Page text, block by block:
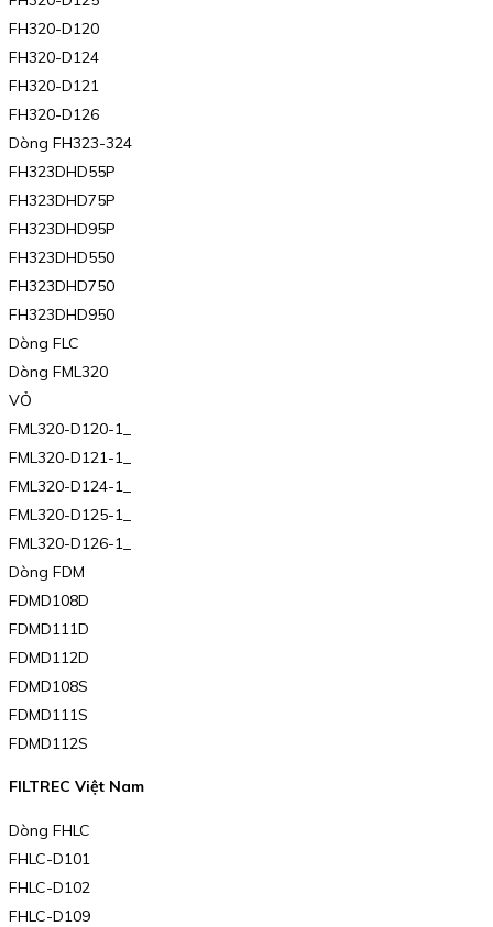
FH320-D120
FH320-D124
FH320-D121
FH320-D126
Dòng FH323-324
FH323DHD55P
FH323DHD75P
FH323DHD95P
FH323DHD550
FH323DHD750
FH323DHD950
Dòng FLC
Dòng FML320
VỎ
FML320-D120-1_
FML320-D121-1_
FML320-D124-1_
FML320-D125-1_
FML320-D126-1_
Dòng FDM
FDMD108D
FDMD111D
FDMD112D
FDMD108S
FDMD111S
FDMD112S
FILTREC Việt Nam
Dòng FHLC
FHLC-D101
FHLC-D102
FHLC-D109